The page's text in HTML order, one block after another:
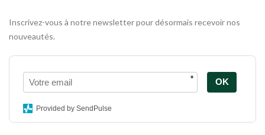
Inscrivez-vous à notre newsletter pour désormais recevoir nos
nouveautés.
* OK
Provided by SendPulse